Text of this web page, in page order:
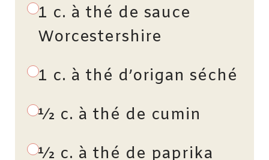
1 c. à thé de sauce
Worcestershire
1 c. à thé d’origan séché
½ c. à thé de cumin
½ c. à thé de paprika